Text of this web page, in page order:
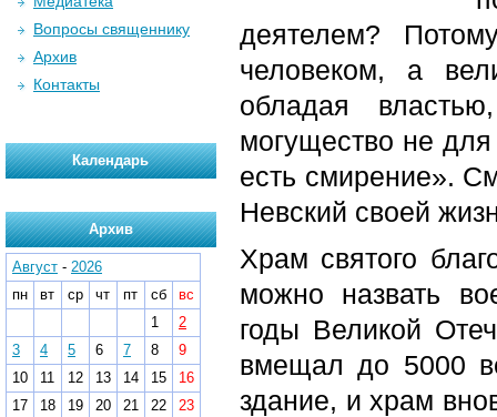
деятелем?
человеком, а
обладая
могущество не
есть смирение».
Невский своей
Храм святого
можно назвать
годы Великой
вмещал до 5000
здание, и храм
Вопросы священнику
Архив
Контакты
Календарь
Архив
Август - 2026
пн
вт ср чт пт сб
вс
1
2
3
4 5 6 7 8
9
10
11 12 13 14 15
16
17
18 19 20 21 22
23